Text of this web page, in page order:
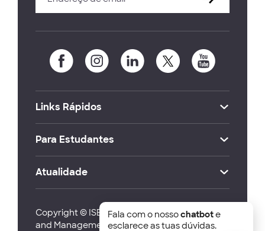
Links Rápidos
Para Estudantes
Atualidade
Copyright © ISEG Lisbon School of Economics
and Management 2026
Fala com o nossochatbote
esclarece as tuas dúvidas.